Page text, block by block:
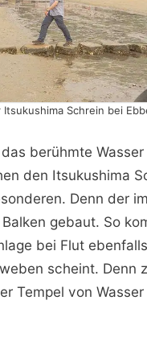
Itsukushima Schrein bei
berühmte Wasser
den Itsukushima
Denn der
gebaut. So
bei Flut
scheint. Denn
Tempel von